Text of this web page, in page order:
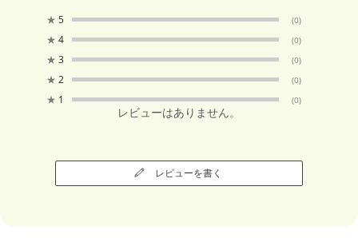
★ 5 (0)
★ 4 (0)
★ 3 (0)
★ 2 (0)
★ 1 (0)
レビューはありません。
レビューを書く